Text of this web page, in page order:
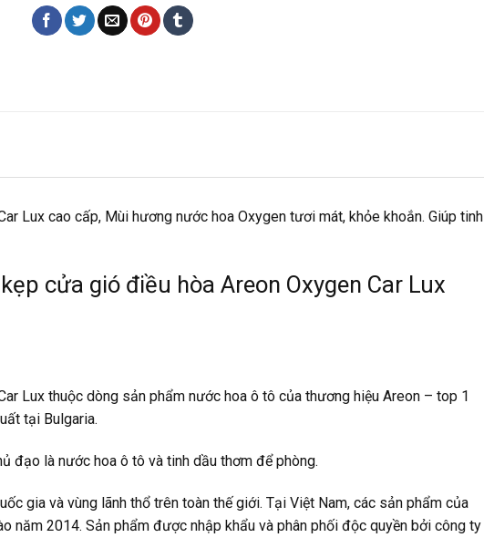
Lux cao cấp, Mùi hương nước hoa Oxygen tươi mát, khỏe khoắn. Giúp tinh
cửa gió điều hòa Areon Oxygen Car Lux
Lux thuộc dòng sản phẩm nước hoa ô tô của thương hiệu Areon – top 1
tại Bulgaria.
đạo là nước hoa ô tô và tinh dầu thơm để phòng.
gia và vùng lãnh thổ trên toàn thế giới. Tại Việt Nam, các sản phẩm của
năm 2014. Sản phẩm được nhập khẩu và phân phối độc quyền bởi công ty